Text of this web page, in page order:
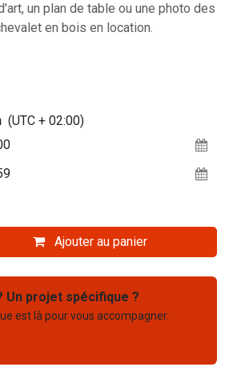
un plan de table ou une photo des
en bois en location.
(UTC + 02:00)
Ajouter au panier
Un projet spécifique ?
est là pour vous accompagner.